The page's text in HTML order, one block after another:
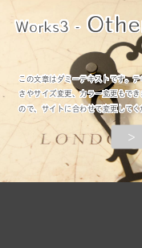
Works3 -
この文章はダミーテキストです。
さやサイズ変更、カラー変更もで
ので、サイトに合わせて変更して
＞